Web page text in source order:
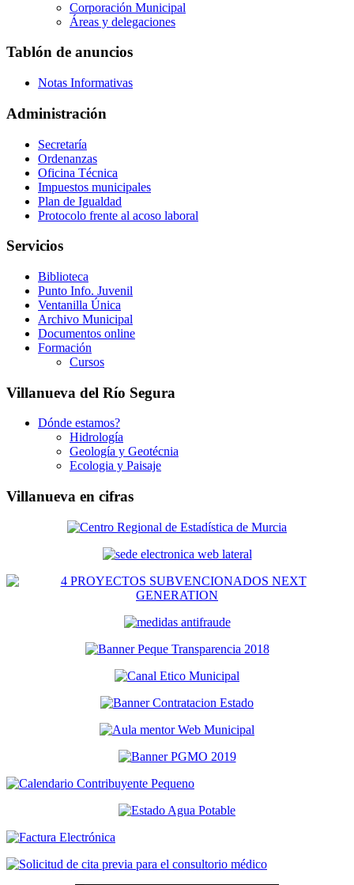
Corporación Municipal
Áreas y delegaciones
Tablón de anuncios
Notas Informativas
Administración
Secretaría
Ordenanzas
Oficina Técnica
Impuestos municipales
Plan de Igualdad
Protocolo frente al acoso laboral
Servicios
Biblioteca
Punto Info. Juvenil
Ventanilla Única
Archivo Municipal
Documentos online
Formación
Cursos
Villanueva del Río Segura
Dónde estamos?
Hidrología
Geología y Geotécnia
Ecologia y Paisaje
Villanueva en cifras